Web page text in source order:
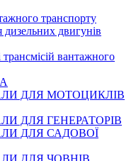
транспорту
двигунів
вантажного
ДЛЯ МОТОЦИКЛІВ
ДЛЯ ГЕНЕРАТОРІВ
ДЛЯ САДОВОЇ